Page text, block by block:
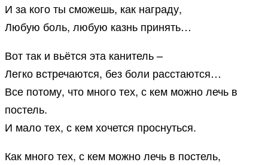
И за кого ты сможешь, как награду,
Любую боль, любую казнь принять…
Вот так и вьётся эта канитель –
Легко встречаются, без боли расстаются…
Все потому, что много тех, с кем можно лечь в
постель.
И мало тех, с кем хочется проснуться.
Как много тех, с кем можно лечь в постель,